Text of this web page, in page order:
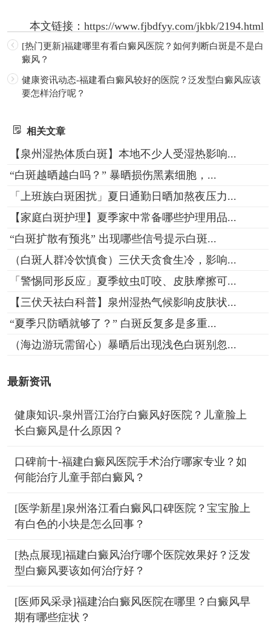
本文链接：https://www.fjbdfyy.com/jkbk/2194.html
[热门更新]福建哪里有看白癜风医院？如何判断白斑是不是白
癜风？
健康资讯动态-福建看白癜风较好的医院？泛发型白癜风应该
要怎样治疗呢？
相关文章
【泉州湿热体质白斑】本地不少人受湿热影响...
“白斑越晒越白吗？” 暴晒损伤黑素细胞，...
「上班族白斑困扰」夏日通勤日晒加熬夜压力...
【家庭白斑护理】夏季家中常备哪些护理用品...
“白斑扩散有预兆” 出现哪些信号提示白斑...
（白斑人群冷饮慎食）三伏天贪食生冷，影响...
「警惕同形反应」夏季蚊虫叮咬、皮肤摩擦可...
【三伏天祛白科普】泉州湿热气候影响皮肤状...
“夏季只防晒就够了？” 白斑反复多是多重...
（海边游玩需留心）暴晒后出现浅色白斑别忽...
最新资讯
健康知识-泉州晋江治疗白癜风好医院？儿童脸上
长白癜风是什么原因？
口碑前十-福建白癜风医院手术治疗哪家专业？如
何能治疗儿童手部白癜风？
[医学新星]泉州洛江看白癜风口碑医院？宝宝脸上
有白色的小块是怎么回事？
[热点展现]福建白癜风治疗哪个医院效果好？泛发
型白癜风要该如何治疗好？
[医师风采录]福建治白癜风医院在哪里？白癜风早
期有哪些症状？